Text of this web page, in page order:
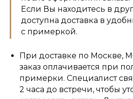
Если Вы находитесь в
доступна доставка в
с примеркой.
При доставке по Москве,
заказ оплачивается при
примерки. Специалист
2 часа до встречи, чтобы